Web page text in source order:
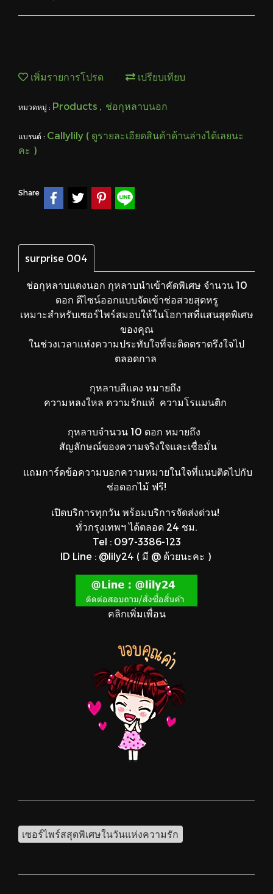
เพิ่มรายการโปรด เปรียบเทียบ
หมวดหมู่ : Products , ช่อกุหลาบนอก
แบรนด์ : Callylily ( ดูรายละเอียดสินค้าด้านล่างได้เลยนะ
คะ )
Share
surprise 004
ช่อกุหลาบแดงนอก กุหลาบนำเข้าคัดพิเศษ จำนวน 10
ดอก ดีไซน์ออกแบบจัดเข้าช่อสวยสุดหรู
เหมาะสำหรับเซอร์ไพร์สมอบให้ในโอกาสที่แสนสุดพิเศษ
ของคุณ
ในช่วงเวลาแห่งความประทับใจที่จะติดตราตรึงใจไป
ตลอดกาล
กุหลาบสีแดง หมายถึง
ความหลงใหล ความรักแท้ ความโรแมนติก
กุหลาบจำนวน 10 ดอก หมายถึง
สัญลักษณ์ของความจริงใจและเชื่อมั่น
แถมการ์ดข้อความบอกความหมายในใจที่แนบติดไปกับ
ช่อดอกไม้ ฟรี!
เปิดบริการทุกวัน พร้อมบริการจัดส่งด่วน!
ทั่วกรุงเทพฯ ได้ตลอด 24 ชม.
Tel : 097-3386-123
ID Line : @lily24 ( มี @ ด้วยนะคะ )
คลิกเพิ่มเพื่อน
เซอร์ไพร์สสุดพิเศษในวันแห่งความรัก